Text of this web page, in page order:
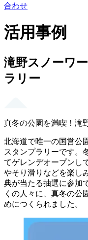
合わせ
活用事例
滝野スノーワ
ラリー
真冬の公園を満喫！滝
北海道で唯一の国営公
スタンプラリーです。
てゲレンデオープンし
やそり滑りなどを楽し
典が当たる抽選に参加
くの人々に、真冬の公
めにつくられました。